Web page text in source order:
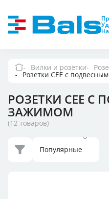
Вилки
и
розетки
модули
Вилки и розетки
Компания
Документация
Вилки и розетки
Розетки СЕЕ с
РОЗЕТКИ СЕЕ С
ЗАЖИМОМ
(12 товаров)
Популярные